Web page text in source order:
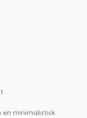
en minimalistisk